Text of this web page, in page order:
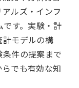
ルズ・インフ
す。実験・計
モデルの構
件の提案まで
でも有効な知